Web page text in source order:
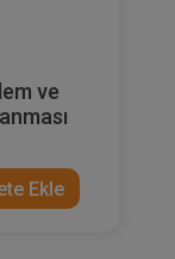
ve
Ekle